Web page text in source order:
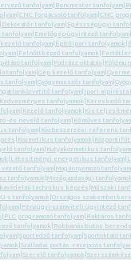
tanfolyam| Boncmester tanfolyam|
| CNC forgácsoló tanfolyam| CNC
Dekoratőr tanfolyam| Egészségügyi
tanfolyam Emelőgép-ügyintéző tanfolyam
kezelő tanfolyam Építőipari tanfolyamok
Felnőttképző tanfolyamok
tanfolyam Fodrász oktatás
tanfolyam| Gép kezelő tanfolyam|
tanfolyam| Gyógymasszőr tanfolyam|
tanfolyam Ipari alpinista
Kedvezményes tanfolyamok Kereskedő
| Kezelő tanfolyamok Kis
-és nevelő tanfolyam| Kőműves
tanfolyam| Közbeszerzési referens
Kozmetikus tanfolyamok
tanfolyam Kutyakozmetikus
Létesítményi energetikus tanfolyam|
vezető tanfolyam| Magánnyomozó tanfolyam|
tanfolyamok Mezőgazdasági tanfolyamok
technikus képzés Műszaki
s tanfolyamok Országos
| Pénzügyi-számviteli ügyintéző
PLC programozó tanfolyam| Raktáros
tanfolyamok Robbanásbiztos
Sportedző tanfolyam Sportoktató
Szállodai portás -recepciós
| Szerelő tanfolyamok